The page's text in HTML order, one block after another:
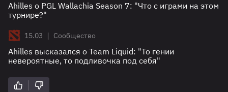
Ahilles о PGL Wallachia Season 7: "Что с играми на этом
турнире?"
15.03 | Сообщество
Ahilles высказался о Team Liquid: "То гении
невероятные, то подливочка под себя"